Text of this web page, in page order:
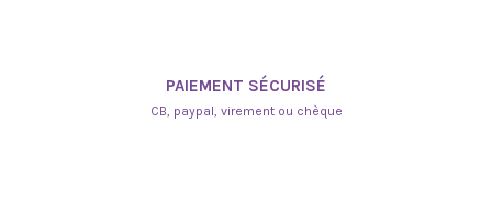
PAIEMENT SÉCURISÉ
CB, paypal, virement ou chèque